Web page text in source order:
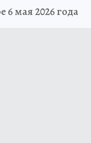
6 мая 2026 года